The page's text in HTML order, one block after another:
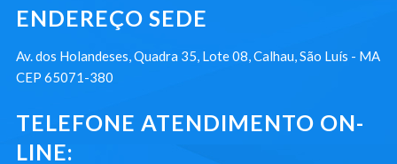
ENDEREÇO SEDE
Av. dos Holandeses, Quadra 35, Lote 08, Calhau, São Luís - MA
CEP 65071-380
TELEFONE ATENDIMENTO ON-
LINE: